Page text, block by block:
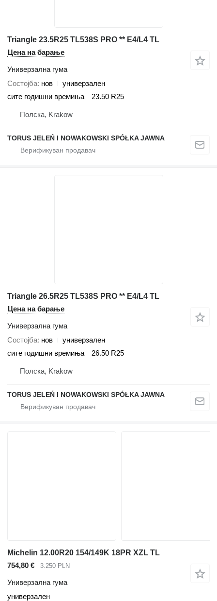
Triangle 23.5R25 TL538S PRO ** E4/L4 TL
Цена на барање
Универзална гума
Состојба нов
универзален
сите годишни времиња
23.50 R25
Полска, Krakow
TORUS JELEŃ I NOWAKOWSKI SPÓŁKA JAWNA
Triangle 26.5R25 TL538S PRO ** E4/L4 TL
Цена на барање
Универзална гума
Состојба нов
универзален
сите годишни времиња
26.50 R25
Полска, Krakow
TORUS JELEŃ I NOWAKOWSKI SPÓŁKA JAWNA
Michelin 12.00R20 154/149K 18PR XZL TL
754,80 €
3.250 PLN
Универзална гума
универзален